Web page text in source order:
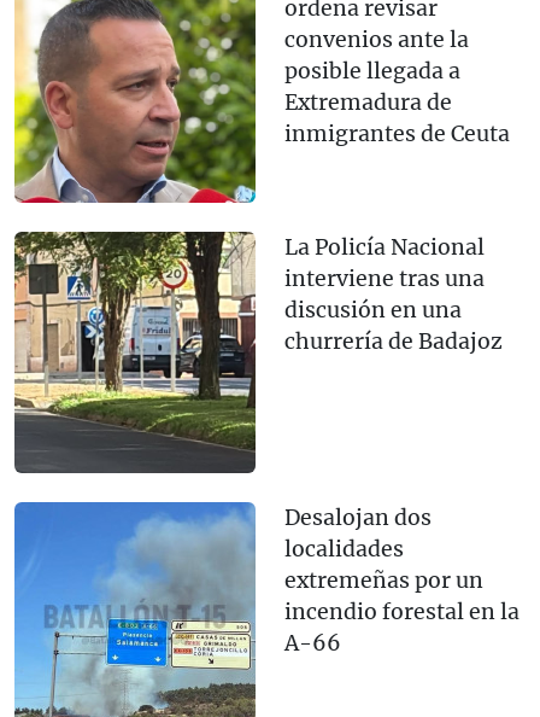
ordena revisar
convenios ante la
posible llegada a
Extremadura de
inmigrantes de Ceuta
La Policía Nacional
interviene tras una
discusión en una
churrería de Badajoz
Desalojan dos
localidades
extremeñas por un
incendio forestal en la
A-66